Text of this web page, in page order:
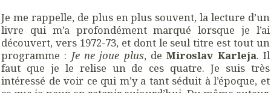
Je me rappelle, de plus en plus souvent, la lecture d’un
livre qui m’a profondément marqué lorsque je l’ai
découvert, vers 1972-73, et dont le seul titre est tout un
programme : Je ne joue plus, deMiroslav Karleja. Il
faut que je le relise un de ces quatre. Je suis très
intéressé de voir ce qui m’y a tant séduit à l’époque, et